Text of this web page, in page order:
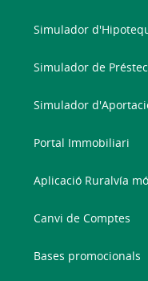
Simulador
Simulador de
Simulador
Portal Immobiliari
Aplicació Ruralvía
Canvi de Comptes
Bases promocionals